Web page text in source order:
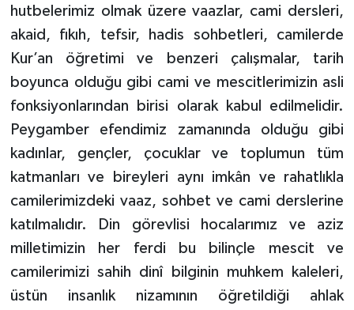
hutbelerimiz olmak üzere vaazlar, cami dersleri,
akaid, fıkıh, tefsir, hadis sohbetleri, camilerde
Kur’an öğretimi ve benzeri çalışmalar, tarih
boyunca olduğu gibi cami ve mescitlerimizin asli
fonksiyonlarından birisi olarak kabul edilmelidir.
Peygamber efendimiz zamanında olduğu gibi
kadınlar, gençler, çocuklar ve toplumun tüm
katmanları ve bireyleri aynı imkân ve rahatlıkla
camilerimizdeki vaaz, sohbet ve cami derslerine
katılmalıdır. Din görevlisi hocalarımız ve aziz
milletimizin her ferdi bu bilinçle mescit ve
camilerimizi sahih dinî bilginin muhkem kaleleri,
üstün insanlık nizamının öğretildiği ahlak